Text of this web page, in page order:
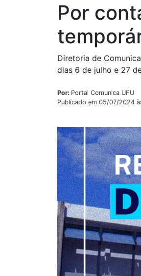
Por
Diretoria de
dias 6 de julho e 27
Por: Portal Comunica UFU
Publicado em 05/07/2024